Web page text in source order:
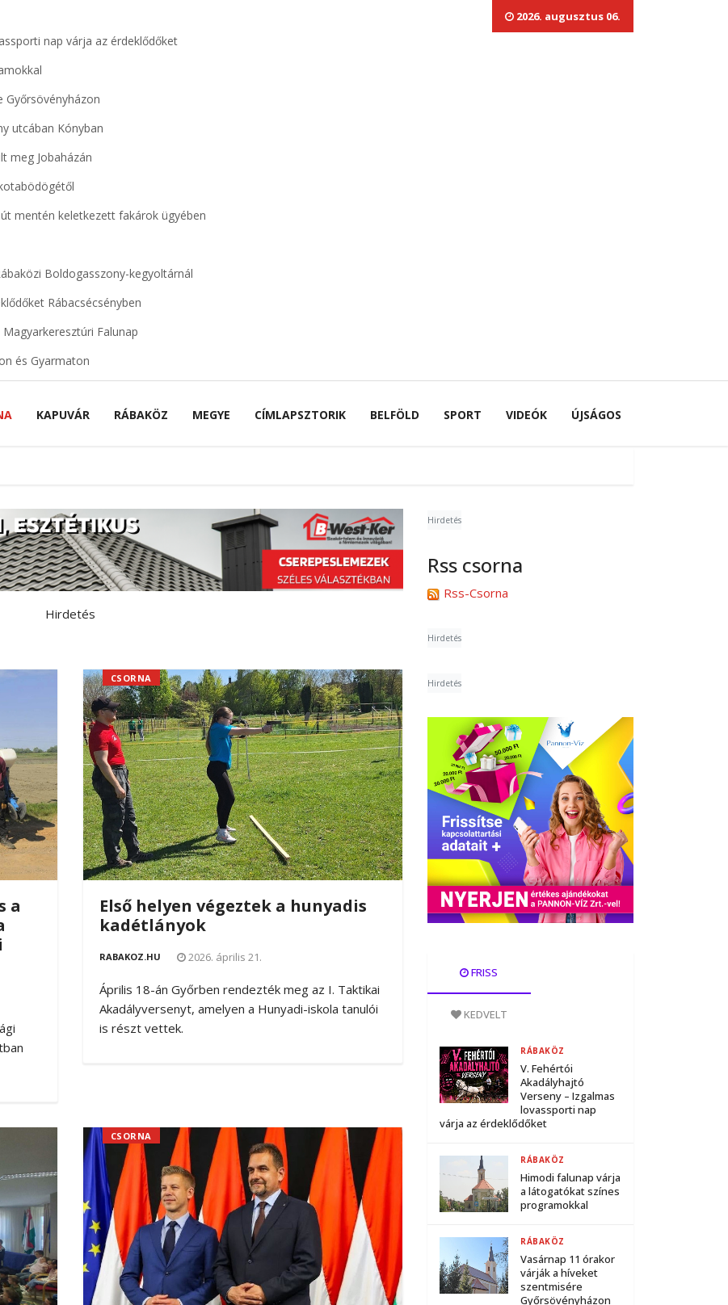
nap várja az érdeklődőket
Győrsövényházon
utcában Kónyban
meg Jobaházán
mentén keletkezett fakárok ügyében
Boldogasszony-kegyoltárnál
Rábacsécsényben
Falunap
és Gyarmaton
2026. augusztus 06.
KAPUVÁR RÁBAKÖZ MEGYE CÍMLAPSZTORIK BELFÖLD SPORT VIDEÓK ÚJSÁGOS
Hirdetés
a
Első helyen végeztek a hunyadis
kadétlányok
RABAKOZ.HU
CSORNA
2026. április 21.
Április 18-án Győrben rendezték meg az I. Taktikai
Akadályversenyt, amelyen a Hunyadi-iskola tanulói
is részt vettek.
CSORNA
Hirdetés
Rss csorna
Rss-Csorna
Hirdetés
Hirdetés
FRISS
KEDVELT
V. Fehértói
Akadályhajtó
Verseny – Izgalmas
lovassporti nap
várja az érdeklődőket
RÁBAKÖZ
Himodi falunap várja
a látogatókat színes
programokkal
RÁBAKÖZ
Vasárnap 11 órakor
várják a híveket
szentmisére
Győrsövényházon
RÁBAKÖZ